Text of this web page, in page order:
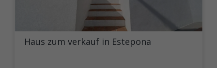
Haus zum verkauf in Estepona